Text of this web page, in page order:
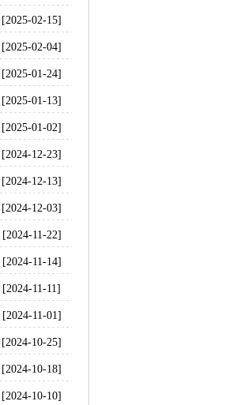
[2025-02-15]
[2025-02-04]
[2025-01-24]
[2025-01-13]
[2025-01-02]
[2024-12-23]
[2024-12-13]
[2024-12-03]
[2024-11-22]
[2024-11-14]
[2024-11-11]
[2024-11-01]
[2024-10-25]
[2024-10-18]
[2024-10-10]